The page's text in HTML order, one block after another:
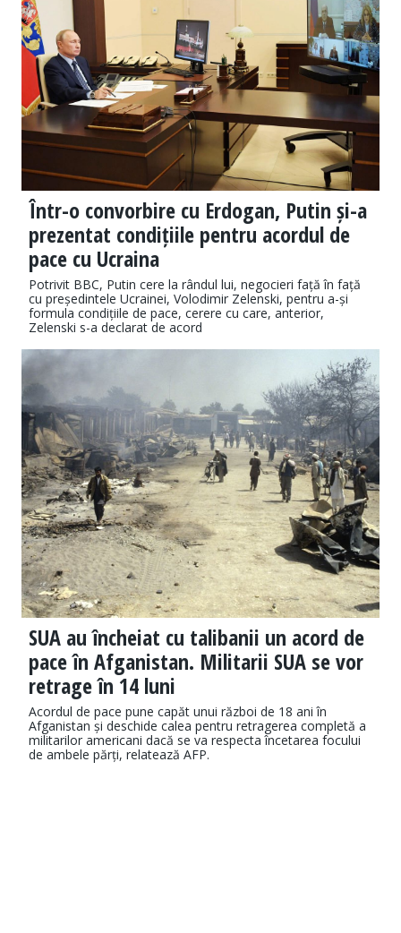
Într-o convorbire cu Erdogan, Putin și-a
prezentat condițiile pentru acordul de
pace cu Ucraina
Potrivit BBC, Putin cere la rândul lui, negocieri față în față
cu președintele Ucrainei, Volodimir Zelenski, pentru a-și
formula condițiile de pace, cerere cu care, anterior,
Zelenski s-a declarat de acord
SUA au încheiat cu talibanii un acord de
pace în Afganistan. Militarii SUA se vor
retrage în 14 luni
Acordul de pace pune capăt unui război de 18 ani în
Afganistan și deschide calea pentru retragerea completă a
militarilor americani dacă se va respecta încetarea focului
de ambele părți, relatează AFP.